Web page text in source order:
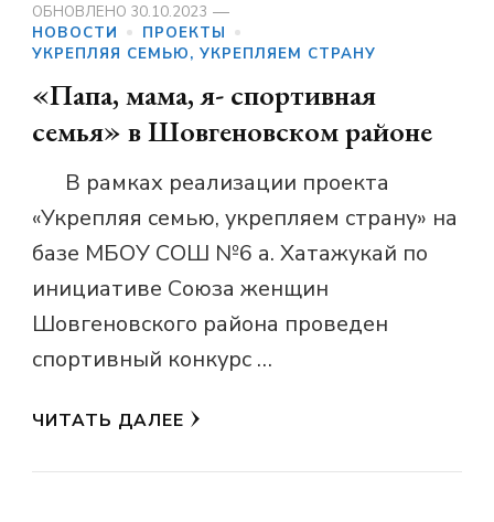
ОБНОВЛЕНО 30.10.2023
НОВОСТИ
ПРОЕКТЫ
УКРЕПЛЯЯ СЕМЬЮ, УКРЕПЛЯЕМ СТРАНУ
«Папа, мама, я- спортивная
семья» в Шовгеновском районе
В рамках реализации проекта
«Укрепляя семью, укрепляем страну» на
базе МБОУ СОШ №6 а. Хатажукай по
инициативе Союза женщин
Шовгеновского района проведен
спортивный конкурс …
ЧИТАТЬ ДАЛЕЕ